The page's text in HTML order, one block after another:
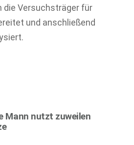
die Versuchsträger für
und anschließend
Mann nutzt zuweilen